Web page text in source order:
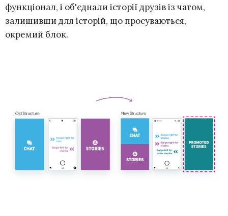
функціонал, і об'єднали історії друзів із чатом,
залишивши для історій, що просуваються,
окремий блок.